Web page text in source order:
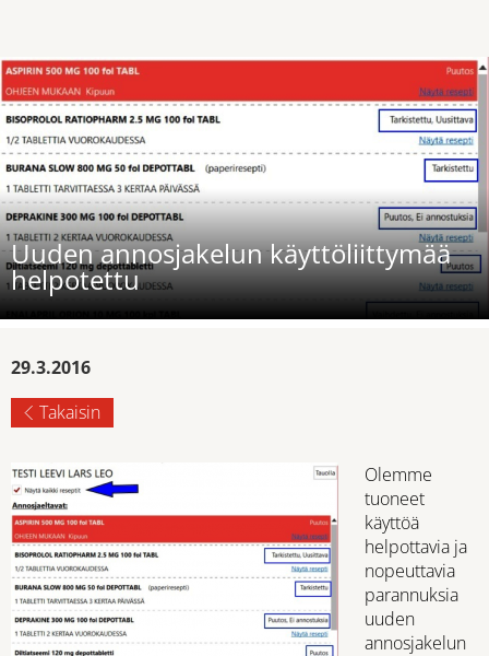
Uuden annosjakelun käyttöliittymää
helpotettu
29.3.2016
Takaisin
Olemme
tuoneet
käyttöä
helpottavia ja
nopeuttavia
parannuksia
uuden
annosjakelun